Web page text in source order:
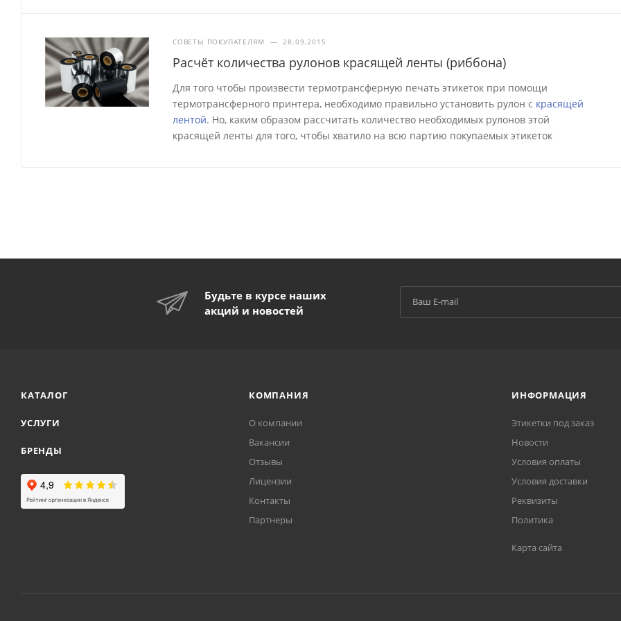
СОВЕТЫ ПОКУПАТЕЛЯМ — 28.09.2015
Расчёт количества рулонов красящей ленты (риббона)
Для того чтобы произвести термотрансферную печать этикеток при помощи
термотрансферного принтера, необходимо правильно установить рулон с красящей
лентой. Но, каким образом рассчитать количество необходимых рулонов этой
красящей ленты для того, чтобы хватило на всю партию покупаемых этикеток
Будьте в курсе наших
акций и новостей
КАТАЛОГ
УСЛУГИ
БРЕНДЫ
КОМПАНИЯ
О компании
Вакансии
Отзывы
Лицензии
Контакты
Партнеры
ИНФОРМАЦИЯ
Этикетки под заказ
Новости
Условия оплаты
Условия доставки
Реквизиты
Политика
Карта сайта